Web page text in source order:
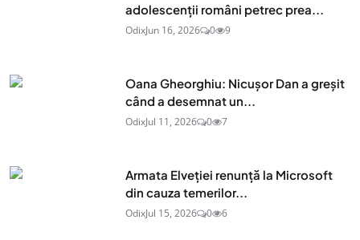
adolescenţii români petrec prea...
OdixJun 16, 2026 0 9
Oana Gheorghiu: Nicușor Dan a greșit
când a desemnat un...
OdixJul 11, 2026 0 7
Armata Elveției renunță la Microsoft
din cauza temerilor...
OdixJul 15, 2026 0 6